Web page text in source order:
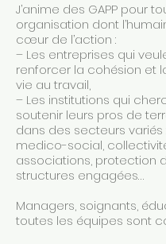
J’anime des GAPP pour
organisation dont
cœur de l’action :
– Les entreprises qui
renforcer la cohésion et
vie au travail,
– Les institutions qui
soutenir leurs pros de
dans des secteurs variés
medico-social,
associations, protection
structures engagées…
Managers, soignants,
toutes les équipes sont